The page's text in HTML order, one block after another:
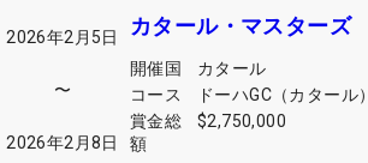
2026年2月5日
〜
2026年2月8日
カタール・マスターズ
開催国
カタール
コース
ドーハGC（カタール）
賞金総
額
$2,750,000